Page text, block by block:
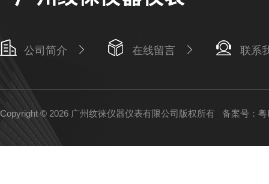
公司简介 在线留言 联系
Copyright © 2026 广州纹徕仪器仪表有限公司版权所有 备案号：